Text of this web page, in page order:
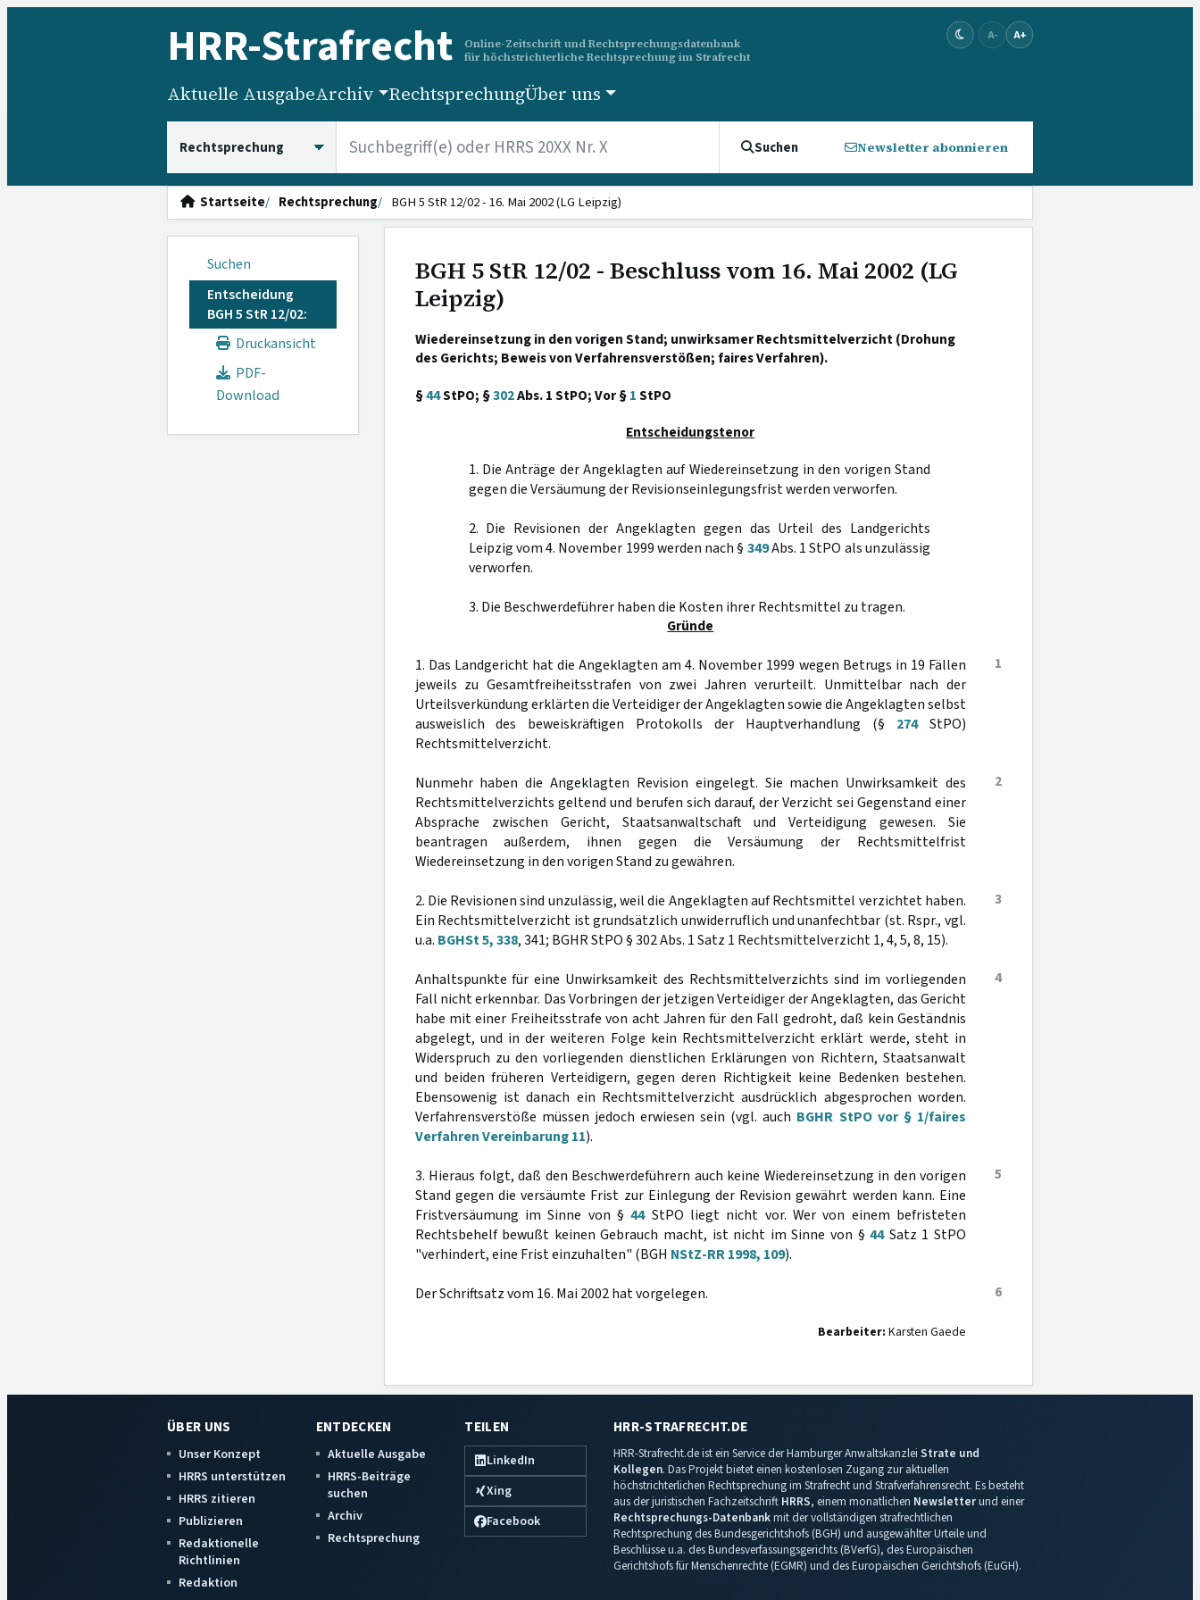
HRR-Strafrecht
Online-Zeitschrift und Rechtsprechungsdatenbank
für höchstrichterliche Rechtsprechung im Strafrecht
A- A+
Aktuelle AusgabeArchiv RechtsprechungÜber uns
Suchen Newsletter abonnieren
Startseite Rechtsprechung BGH 5 StR 12/02 - 16. Mai 2002 (LG Leipzig)
Suchen
Entscheidung
BGH 5 StR 12/02:
Druckansicht
PDF-
Download
BGH 5 StR 12/02 - Beschluss vom 16. Mai 2002 (LG
Leipzig)
Wiedereinsetzung in den vorigen Stand; unwirksamer Rechtsmittelverzicht (Drohung
des Gerichts; Beweis von Verfahrensverstößen; faires Verfahren).
§44StPO; §302Abs. 1 StPO; Vor §1StPO
Entscheidungstenor
1. Die Anträge der Angeklagten auf Wiedereinsetzung in den vorigen Stand
gegen die Versäumung der Revisionseinlegungsfrist werden verworfen.
2. Die Revisionen der Angeklagten gegen das Urteil des Landgerichts
Leipzig vom 4. November 1999 werden nach § 349Abs. 1 StPO als unzulässig
verworfen.
3. Die Beschwerdeführer haben die Kosten ihrer Rechtsmittel zu tragen.
Gründe
1
1. Das Landgericht hat die Angeklagten am 4. November 1999 wegen Betrugs in 19 Fällen
jeweils zu Gesamtfreiheitsstrafen von zwei Jahren verurteilt. Unmittelbar nach der
Urteilsverkündung erklärten die Verteidiger der Angeklagten sowie die Angeklagten selbst
ausweislich des beweiskräftigen Protokolls der Hauptverhandlung (§ 274StPO)
Rechtsmittelverzicht.
2
Nunmehr haben die Angeklagten Revision eingelegt. Sie machen Unwirksamkeit des
Rechtsmittelverzichts geltend und berufen sich darauf, der Verzicht sei Gegenstand einer
Absprache zwischen Gericht, Staatsanwaltschaft und Verteidigung gewesen. Sie
beantragen außerdem, ihnen gegen die Versäumung der Rechtsmittelfrist
Wiedereinsetzung in den vorigen Stand zu gewähren.
3
2. Die Revisionen sind unzulässig, weil die Angeklagten auf Rechtsmittel verzichtet haben.
Ein Rechtsmittelverzicht ist grundsätzlich unwiderruflich und unanfechtbar (st. Rspr., vgl.
u.a. BGHSt 5, 338, 341; BGHR StPO § 302 Abs. 1 Satz 1 Rechtsmittelverzicht 1, 4, 5, 8, 15).
4
Anhaltspunkte für eine Unwirksamkeit des Rechtsmittelverzichts sind im vorliegenden
Fall nicht erkennbar. Das Vorbringen der jetzigen Verteidiger der Angeklagten, das Gericht
habe mit einer Freiheitsstrafe von acht Jahren für den Fall gedroht, daß kein Geständnis
abgelegt, und in der weiteren Folge kein Rechtsmittelverzicht erklärt werde, steht in
Widerspruch zu den vorliegenden dienstlichen Erklärungen von Richtern, Staatsanwalt
und beiden früheren Verteidigern, gegen deren Richtigkeit keine Bedenken bestehen.
Ebensowenig ist danach ein Rechtsmittelverzicht ausdrücklich abgesprochen worden.
Verfahrensverstöße müssen jedoch erwiesen sein (vgl. auch BGHR StPO vor § 1/faires
Verfahren Vereinbarung 11).
5
3. Hieraus folgt, daß den Beschwerdeführern auch keine Wiedereinsetzung in den vorigen
Stand gegen die versäumte Frist zur Einlegung der Revision gewährt werden kann. Eine
Fristversäumung im Sinne von §44StPO liegt nicht vor. Wer von einem befristeten
Rechtsbehelf bewußt keinen Gebrauch macht, ist nicht im Sinne von §44Satz 1 StPO
"verhindert, eine Frist einzuhalten" (BGH NStZ-RR 1998, 109).
6
Der Schriftsatz vom 16. Mai 2002 hat vorgelegen.
Bearbeiter: Karsten Gaede
ÜBER UNS
Unser Konzept
HRRS unterstützen
HRRS zitieren
Publizieren
Redaktionelle
Richtlinien
Redaktion
ENTDECKEN
Aktuelle Ausgabe
HRRS-Beiträge
suchen
Archiv
Rechtsprechung
TEILEN
LinkedIn
Xing
Facebook
HRR-STRAFRECHT.DE
HRR-Strafrecht.de ist ein Service der Hamburger Anwaltskanzlei Strate und
Kollegen. Das Projekt bietet einen kostenlosen Zugang zur aktuellen
höchstrichterlichen Rechtsprechung im Strafrecht und Strafverfahrensrecht. Es besteht
aus der juristischen Fachzeitschrift HRRS, einem monatlichen Newsletterund einer
Rechtsprechungs-Datenbankmit der vollständigen strafrechtlichen
Rechtsprechung des Bundesgerichtshofs (BGH) und ausgewählter Urteile und
Beschlüsse u.a. des Bundesverfassungsgerichts (BVerfG), des Europäischen
Gerichtshofs für Menschenrechte (EGMR) und des Europäischen Gerichtshofs (EuGH).